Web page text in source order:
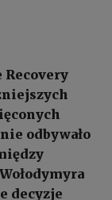
Recovery
odbywało
decyzje